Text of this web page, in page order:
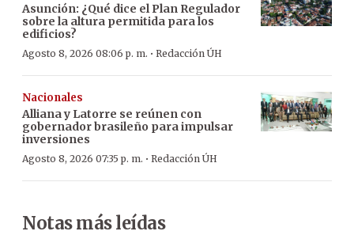
Asunción: ¿Qué dice el Plan Regulador
sobre la altura permitida para los
edificios?
Agosto 8, 2026 08:06 p. m. · Redacción ÚH
Nacionales
Alliana y Latorre se reúnen con
gobernador brasileño para impulsar
inversiones
Agosto 8, 2026 07:35 p. m. · Redacción ÚH
Notas más leídas